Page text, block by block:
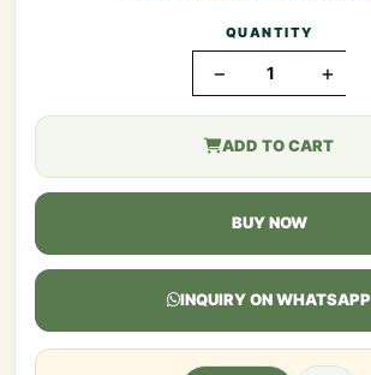
QUANTITY
− +
ADD TO CART
BUY NOW
INQUIRY ON WHATSAPP